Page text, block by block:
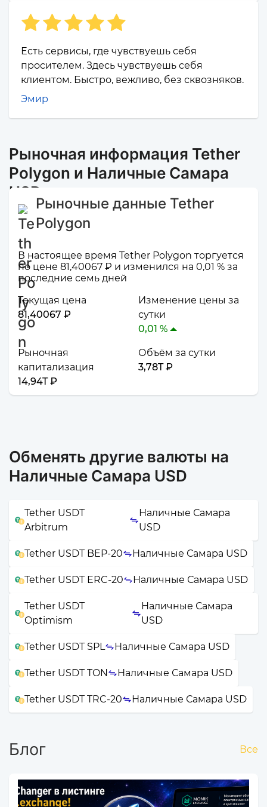
Есть сервисы, где чувствуешь себя
просителем. Здесь чувствуешь себя
клиентом. Быстро, вежливо, без сквозняков.
Эмир
Рыночная информация Tether
Polygon и Наличные Самара
USD
Рыночные данные Tether
Polygon
В настоящее время Tether Polygon торгуется
по цене 81,40067 ₽ и изменился на 0,01 % за
последние семь дней
Текущая цена
81,40067 ₽
Изменение цены за
сутки
0,01 %
Рыночная
капитализация
14,94T ₽
Объём за сутки
3,78T ₽
Обменять другие валюты на
Наличные Самара USD
Tether USDT
Arbitrum
Наличные Самара
USD
Tether USDT BEP-20 Наличные Самара USD
Tether USDT ERC-20 Наличные Самара USD
Tether USDT
Optimism
Наличные Самара
USD
Tether USDT SPL Наличные Самара USD
Tether USDT TON Наличные Самара USD
Tether USDT TRC-20 Наличные Самара USD
Блог Все